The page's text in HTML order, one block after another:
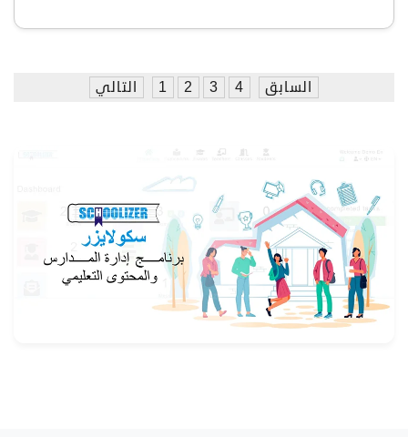
السابق 1 2 3 4 التالي